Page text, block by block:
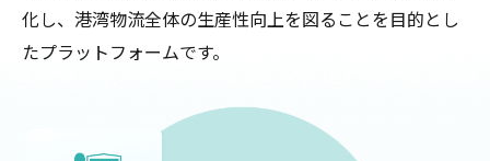
化し、港湾物流全体の生産性向上を図ることを目的とし
たプラットフォームです。